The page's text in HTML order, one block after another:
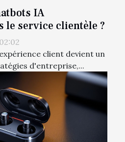
IA
service clientèle ?
client devient un
d'entreprise,...